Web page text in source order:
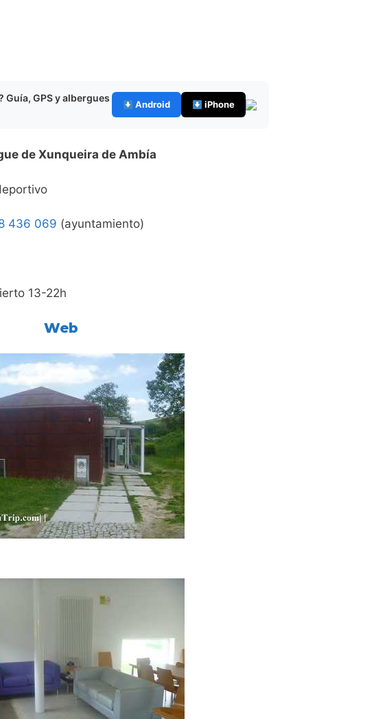
Guía, GPS y albergues
Android iPhone
de Xunqueira de Ambía
436 069 (ayuntamiento)
13-22h
Web